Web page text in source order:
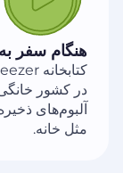
هنگام سفر به Deezer گوش دهید
آلبوم‌های
مثل خانه.